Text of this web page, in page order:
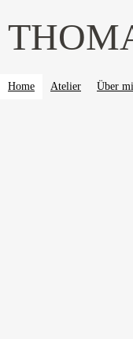
Home Atelier Über